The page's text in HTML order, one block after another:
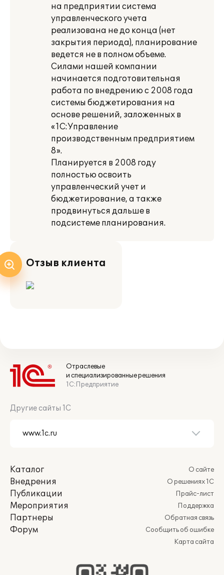
на предприятии система
управленческого учета
реализована не до конца (нет
закрытия периода), планирование
ведется не в полном объеме.
Силами нашей компании
начинается подготовительная
работа по внедрению с 2008 года
системы бюджетирования на
основе решений, заложенных в
«1С:Управление
производственным предприятием
8».
Планируется в 2008 году
полностью освоить
управленческий учет и
бюджетирование, а также
продвинуться дальше в
подсистеме планирования.
Отзыв клиента
Отраслевые
и специализированные решения
1С:Предприятие
Другие сайты 1С
Каталог
Внедрения
Публикации
Мероприятия
Партнеры
Форум
О сайте
О решениях 1С
Прайс-лист
Поддержка
Обратная связь
Сообщить об ошибке
Карта сайта